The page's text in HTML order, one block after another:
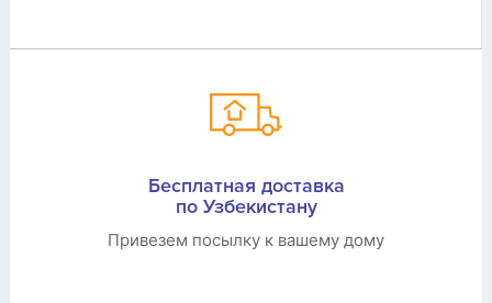
Бесплатная доставка
по Узбекистану
Привезем посылку к вашему дому